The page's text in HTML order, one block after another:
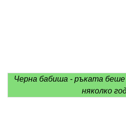
Черна бабиша - ръката
няколко